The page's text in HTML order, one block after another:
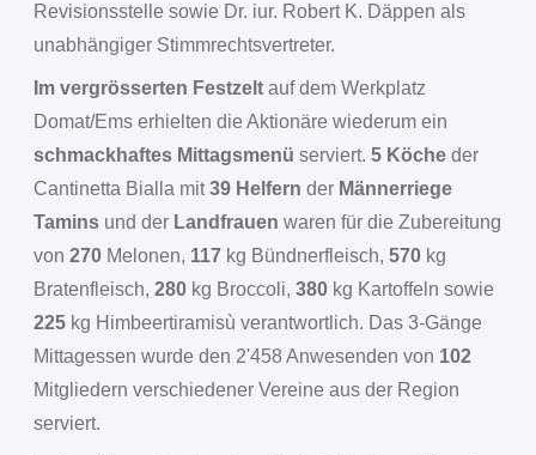
Revisionsstelle sowie Dr. iur. Robert K. Däppen als
unabhängiger Stimmrechtsvertreter.
Im vergrösserten Festzelt auf dem Werkplatz
Domat/Ems erhielten die Aktionäre wiederum ein
schmackhaftes Mittagsmenü serviert. 5 Köche der
Cantinetta Bialla mit39 Helfern der Männerriege
Tamins und der Landfrauen waren für die Zubereitung
von 270 Melonen, 117 kg Bündnerfleisch, 570 kg
Bratenfleisch, 280 kg Broccoli, 380 kg Kartoffeln sowie
225 kg Himbeertiramisù verantwortlich. Das 3-Gänge
Mittagessen wurde den 2'458 Anwesenden von 102
Mitgliedern verschiedener Vereine aus der Region
serviert.